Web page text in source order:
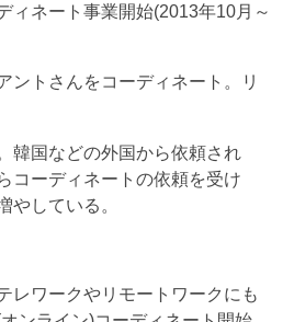
ィネート事業開始(2013年10月～
ントさんをコーディネート。リ
韓国などの外国から依頼され
コーディネートの依頼を受け
やしている。
レワークやリモートワークにも